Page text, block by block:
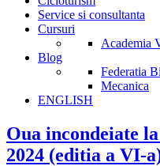
Service si consultanta
Cursuri
Academia
Blog
Federatia
Mecanica
ENGLISH
Oua incondeiate
2024 (editia a VI-